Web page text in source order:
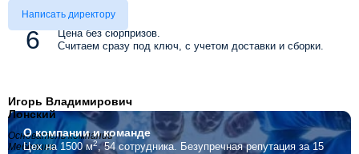
Цена без сюрпризов.
Считаем сразу под ключ, с учетом доставки и сборки.
Написать директору
Игорь Владимирович
Лонский
Основатель компании
Мебелино
О компаниии команде
Цех на 1500 м2, 54 сотрудника. Безупречная репутация за 15